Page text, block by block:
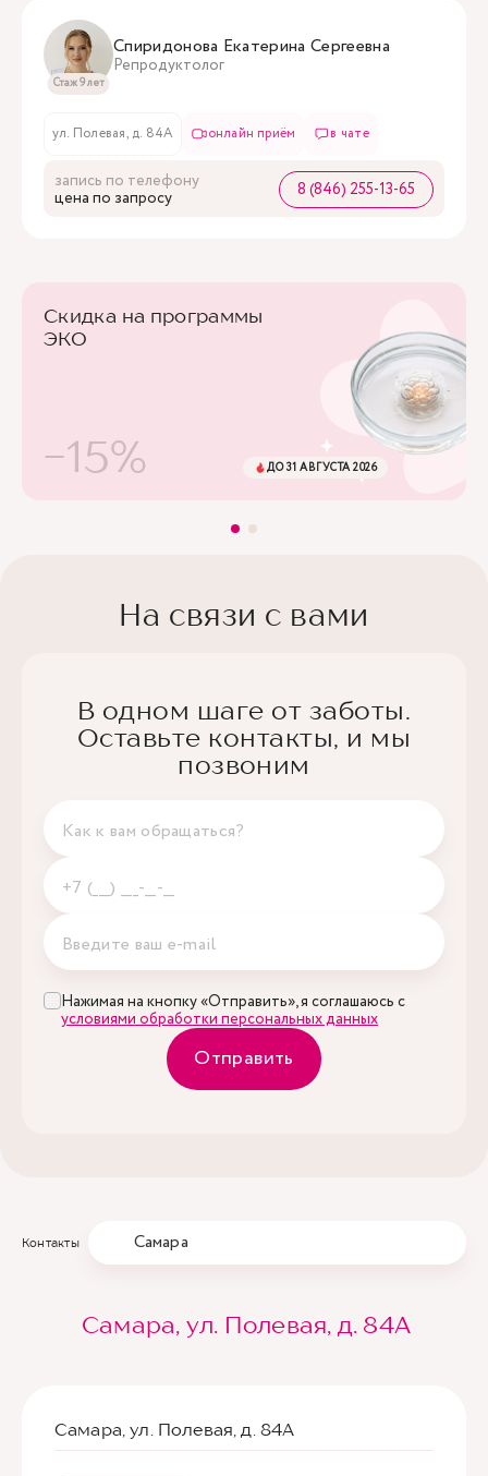
Стаж 9 лет
Спиридонова Екатерина Сергеевна
Репродуктолог
ул. Полевая, д. 84А онлайн приём в чате
запись по телефону
цена по запросу
8 (846) 255-13-65
Скидка на программы
ЭКО
-15% ДО 31 АВГУСТА 2026
На связи с вами
В одном шаге от заботы.
Оставьте контакты, и мы
позвоним
Нажимая на кнопку «Отправить», я соглашаюсь с
условиями обработки персональных данных
Отправить
Контакты Самара
Самара, ул. Полевая, д. 84А
Самара, ул. Полевая, д. 84А